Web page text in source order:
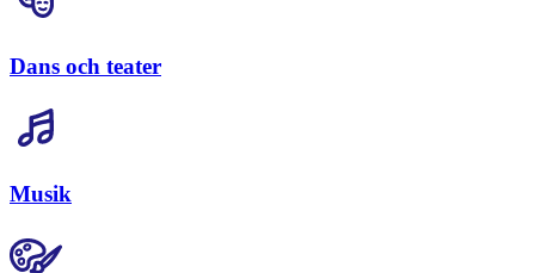
Dans och teater
Musik